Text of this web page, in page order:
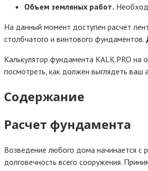
Объем земляных работ.
На данный момент доступен расчет
столбчатого и винтового фундаментов.
Калькулятор фундамента KALK.PRO на
посмотреть, как должен выглядеть ваш
Содержание
Расчет фундамента
Возведение любого дома начинается с
долговечность всего сооружения.